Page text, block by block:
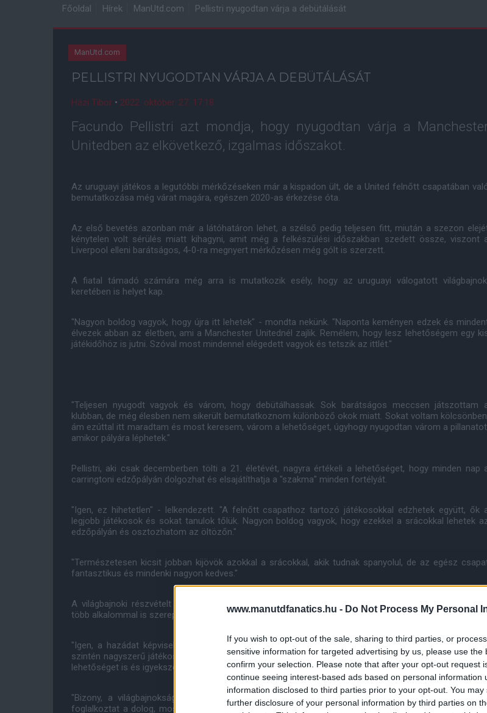
www.manutdfanatics.hu - Do Not Process My Personal
If you wish to opt-out of the sale, sharing to third parties, or
sensitive information for targeted advertising by us, please use the
confirm your selection. Please note that after your opt-out request
continue seeing interest-based ads based on personal information
information disclosed to third parties prior to your opt-out. You
further disclosure of your personal information by third parties on
Főoldal Hírek ManUtd.com Pellistri nyugodtan várja a debütálását
ManUtd.com
PELLISTRI NYUGODTAN VÁRJA A DEBÜTÁLÁSÁT
Házi Tibor • 2022. október. 27. 17:18
Facundo Pellistri azt mondja, hogy nyugodtan várja a
Unitedben az elkövetkező, izgalmas időszakot.
Az uruguayi játékos a legutóbbi mérkőzéseken már a kispadon ült, de a United felnőtt csapatában
bemutatkozása még várat magára, egészen 2020-as érkezése óta.
Az első bevetés azonban már a látóhatáron lehet, a szélső pedig teljesen fitt, miután a szezon
kénytelen volt sérülés miatt kihagyni, amit még a felkészülési időszakban szedett össze, viszont
Liverpool elleni barátságos, 4-0-ra megnyert mérkőzésen még gólt is szerzett.
A fiatal támadó számára még arra is mutatkozik esély, hogy az uruguayi válogatott
keretében is helyet kap.
"Nagyon boldog vagyok, hogy újra itt lehetek" - mondta nekünk. "Naponta keményen edzek és
élvezek abban az életben, ami a Manchester Unitednél zajlik. Remélem, hogy lesz lehetőségem egy
játékidőhöz is jutni. Szóval most mindennel elégedett vagyok és tetszik az ittlét."
"Teljesen nyugodt vagyok és várom, hogy debütálhassak. Sok barátságos meccsen játszottam
klubban, de még élesben nem sikerült bemutatkoznom különböző okok miatt. Sokat voltam
ám ezúttal itt maradtam és most keresem, várom a lehetőséget, úgyhogy nyugodtan várom a
amikor pályára léphetek."
Pellistri, aki csak decemberben tölti a 21. életévét, nagyra értékeli a lehetőséget, hogy minden nap
carringtoni edzőpályán dolgozhat és elsajátíthatja a "szakma" minden fortélyát.
"Igen, ez hihetetlen" - lelkendezett. "A felnőtt csapathoz tartozó játékosokkal edzhetek együtt, ők
legjobb játékosok és sokat tanulok tőlük. Nagyon boldog vagyok, hogy ezekkel a srácokkal lehetek
edzőpályán és osztozhatom az öltözőn."
"Természetesen kicsit jobban kijövök azokkal a srácokkal, akik tudnak spanyolul, de az egész
fantasztikus és mindenki nagyon kedves."
A világbajnoki részvételt minden játékos pályafutása csúcsának tekinti, Pellistri pedig örül, hogy mér
több alkalommal is szerepelhetett az uruguayi válogatottban.
"Igen, a hazádat képviselni mindig a legjobb dolog. Szerencsére már volt is lehetőségem erre,
szintén nagyszerű játékosokkal lehettem együtt. Szóval nagyon boldog vagyok, hogy megkaptam ezt
lehetőséget is és igyekszem a legtöbbet kihozni belőle."
"Bizony, a világbajnokság olyan dolog, ami akaratlanul is ott van az ember fejében. Napi szinten
foglalkoztat a dolog, most pedig egyre közelebb kerül. Az a feladatom, hogy keményen dolgozzak